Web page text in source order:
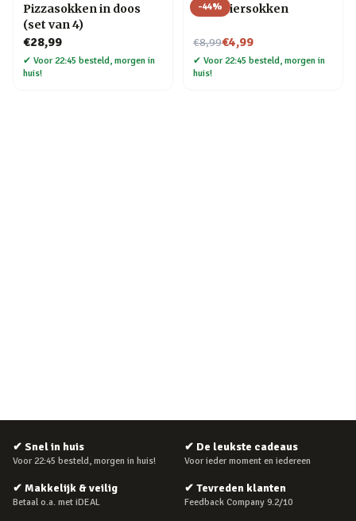
Pizzasokken in doos
(set van 4)
€28,99
✔ Voor 22:45 besteld, morgen in
huis!
-44%
Gele biersokken
€8,99
Nu voor€4,99
✔ Voor 22:45 besteld, morgen in
huis!
✔ Snel in huis
Voor 22:45 besteld, morgen in huis!
✔ De leukste cadeaus
Voor ieder moment en iedereen
✔ Makkelijk & veilig
Betaal o.a. met iDEAL
✔ Tevreden klanten
Feedback Company 9.2/10